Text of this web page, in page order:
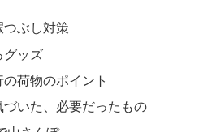
つぶし対策
グッズ
荷物のポイント
いた、必要だったもの